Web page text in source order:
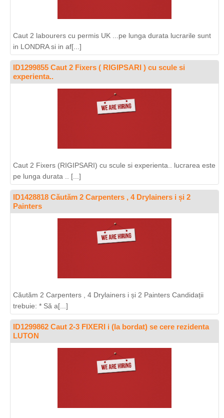
Caut 2 labourers cu permis UK ...pe lunga durata lucrarile sunt
in LONDRA si in af[...]
ID1299855 Caut 2 Fixers ( RIGIPSARI ) cu scule si
experienta..
Caut 2 Fixers (RIGIPSARI) cu scule si experienta.. lucrarea este
pe lunga durata .. [...]
ID1428818 Căutăm 2 Carpenters , 4 Drylainers i și 2
Painters
Căutăm 2 Carpenters , 4 Drylainers i și 2 Painters Candidații
trebuie: * Să a[...]
ID1299862 Caut 2-3 FIXERI i (la bordat) se cere rezidenta
LUTON